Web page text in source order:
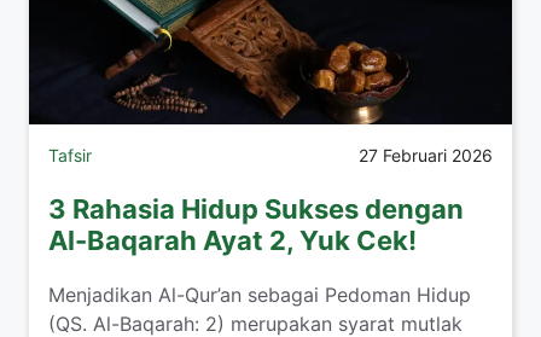
Tafsir 27 Februari 2026
3 Rahasia Hidup Sukses dengan
Al-Baqarah Ayat 2, Yuk Cek!
Menjadikan Al-Qur’an sebagai Pedoman Hidup
(QS. Al-Baqarah: 2) merupakan syarat mutlak